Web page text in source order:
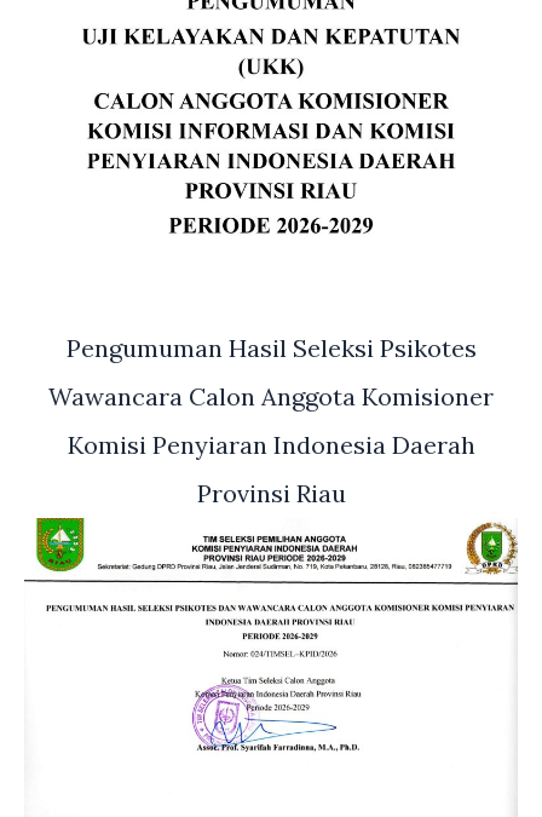
Pengumuman Hasil Seleksi Psikotes
Wawancara Calon Anggota Komisioner
Komisi Penyiaran Indonesia Daerah
Provinsi Riau